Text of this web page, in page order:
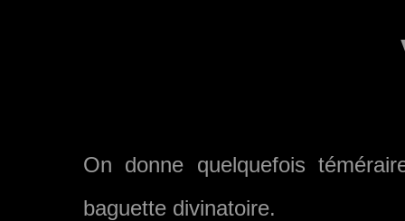
On donne quelquefois
baguette divinatoire.